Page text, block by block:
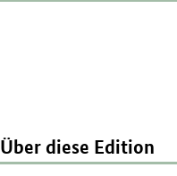
Über diese Edition